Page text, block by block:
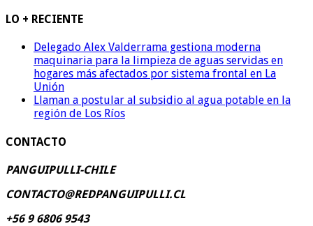
LO + RECIENTE
Delegado Alex Valderrama gestiona moderna
maquinaria para la limpieza de aguas servidas en
hogares más afectados por sistema frontal en La
Unión
Llaman a postular al subsidio al agua potable en la
región de Los Ríos
CONTACTO
PANGUIPULLI-CHILE
CONTACTO@REDPANGUIPULLI.CL
+56 9 6806 9543